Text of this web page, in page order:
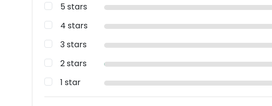
5 stars
4 stars
3 stars
2 stars
1 star